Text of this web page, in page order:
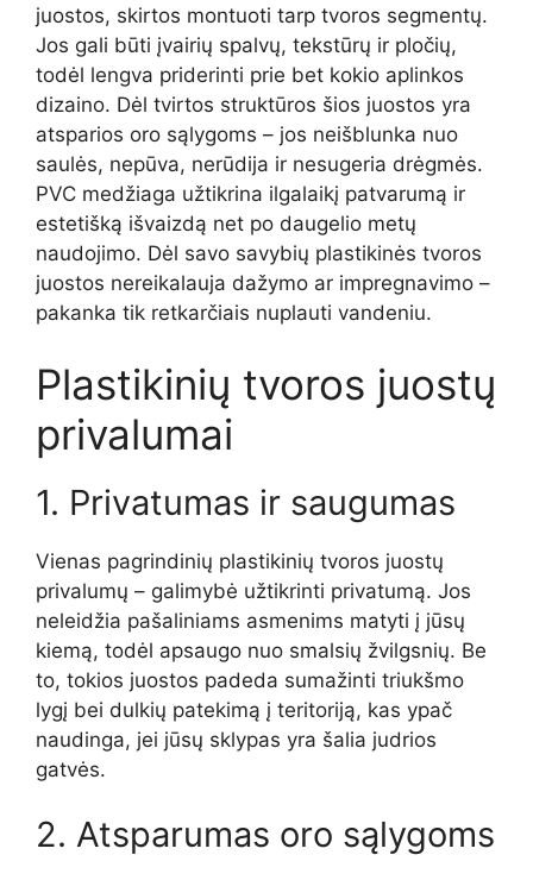
juostos, skirtos montuoti tarp tvoros segmentų.
Jos gali būti įvairių spalvų, tekstūrų ir pločių,
todėl lengva priderinti prie bet kokio aplinkos
dizaino. Dėl tvirtos struktūros šios juostos yra
atsparios oro sąlygoms – jos neišblunka nuo
saulės, nepūva, nerūdija ir nesugeria drėgmės.
PVC medžiaga užtikrina ilgalaikį patvarumą ir
estetišką išvaizdą net po daugelio metų
naudojimo. Dėl savo savybių plastikinės tvoros
juostos nereikalauja dažymo ar impregnavimo –
pakanka tik retkarčiais nuplauti vandeniu.
Plastikinių tvoros juostų
privalumai
1. Privatumas ir saugumas
Vienas pagrindinių plastikinių tvoros juostų
privalumų – galimybė užtikrinti privatumą. Jos
neleidžia pašaliniams asmenims matyti į jūsų
kiemą, todėl apsaugo nuo smalsių žvilgsnių. Be
to, tokios juostos padeda sumažinti triukšmo
lygį bei dulkių patekimą į teritoriją, kas ypač
naudinga, jei jūsų sklypas yra šalia judrios
gatvės.
2. Atsparumas oro sąlygoms